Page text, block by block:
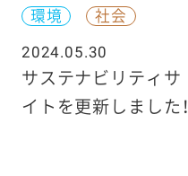
環境
社会
2024.05.30
サステナビリティサ
イトを更新しました！